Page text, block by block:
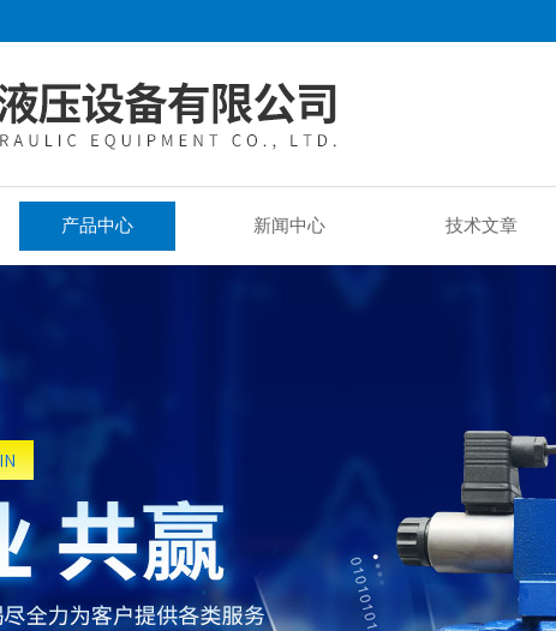
产品中心 新闻中心 技术文章